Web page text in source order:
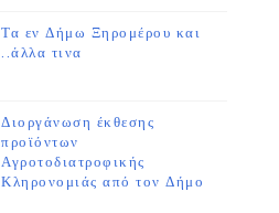
Τα εν Δήμω Ξηρομέρου και
..άλλα τινα
Διοργάνωση έκθεσης
προϊόντων
Αγροτοδιατροφικής
Κληρονομιάς από τον Δήμο